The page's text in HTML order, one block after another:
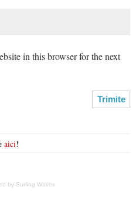
in this browser for the next
aici!
by Surfing Waves